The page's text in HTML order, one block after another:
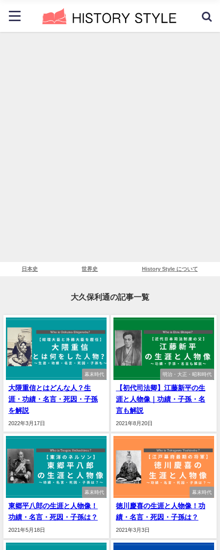
日本史 世界史 History Style について
大久保利通の記事一覧
幕末時代
大隈重信とはどんな人？生
涯・功績・名言・死因・子孫
を解説
2022年3月17日
明治・大正・昭和時代
【初代司法卿】江藤新平の生
涯と人物像｜功績・子孫・名
言も解説
2021年8月20日
幕末時代
東郷平八郎の生涯と人物像！
功績・名言・死因・子孫は？
2021年5月18日
幕末時代
徳川慶喜の生涯と人物像！功
績・名言・死因・子孫は？
2021年3月3日